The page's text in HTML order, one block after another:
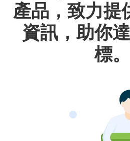
產品，致力提
資訊，助你
標。